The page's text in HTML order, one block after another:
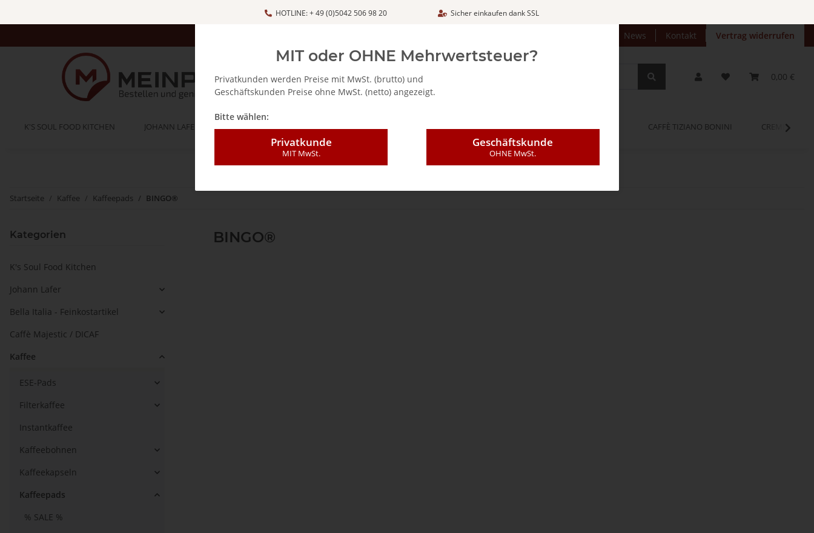
HOTLINE: + 49 (0)5042 506 98 20 Sicher einkaufen dank SSL
News Kontakt Vertrag widerrufen
0,00 €
K'S SOUL FOOD KITCHEN JOHANN LAFER BELLA ITALIA - FEINKOSTARTIKEL CAFFÈ MAJESTIC / DICAF KAFFEE OPINUM CAFFÈ TIZIANO BONINI CREMEO
Startseite Kaffee Kaffeepads BINGO®
BINGO®
Kategorien
K's Soul Food Kitchen
Johann Lafer
Bella Italia - Feinkostartikel
Caffè Majestic / DICAF
Kaffee
ESE-Pads
Filterkaffee
Instantkaffee
Kaffeebohnen
Kaffeekapseln
Kaffeepads
% SALE %
MIT oder OHNE Mehrwertsteuer?
Privatkunden werden Preise mit MwSt. (brutto) und
Geschäftskunden Preise ohne MwSt. (netto) angezeigt.
Bitte wählen:
Privatkunde
MIT MwSt.
Geschäftskunde
OHNE MwSt.